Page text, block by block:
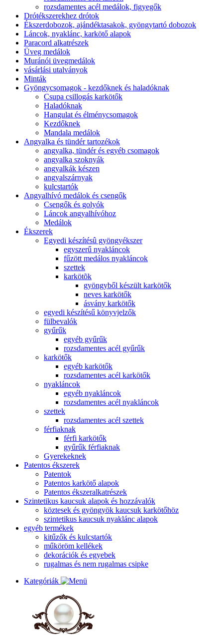
rozsdamentes acél medálok, figyegők
Drótékszerekhez drótok
Ékszerdobozok, ajándéktasakok, gyöngytartó dobozok
Láncok, nyaklánc, karkötő alapok
Paracord alkatrészek
Üveg medálok
Muránói üvegmedálok
vásárlási utalványok
Minták
Gyöngycsomagok - kezdőknek és haladóknak
Csupa csillogás karkötők
Haladóknak
Hangulat és élménycsomagok
Kezdőknek
Mandala medálok
Angyalka és tündér tartozékok
angyalka, tündér és egyéb csomagok
angyalka szoknyák
angyalkák készen
angyalszárnyak
kulcstartók
Angyalhívó medálok és csengők
Csengők és golyók
Láncok angyalhívóhoz
Medálok
Ékszerek
Egyedi készítésû gyöngyékszer
egyszerű nyakláncok
fűzött medálos nyakláncok
szettek
karkötõk
gyöngyből készült karkötők
neves karkötők
ásvány karkötők
egyedi készítésű könyvjelzők
fülbevalók
gyűrűk
egyéb gyűrűk
rozsdamentes acél gyűrűk
karkötők
egyéb karkötők
rozsdamentes acél karkötők
nyakláncok
egyéb nyakláncok
rozsdamentes acél nyakláncok
szettek
rozsdamentes acél szettek
férfiaknak
férfi karkötők
gyűrűk férfiaknak
Gyerekeknek
Patentos ékszerek
Patentok
Patentos karkötő alapok
Patentos ékszeralkatrészek
Szintetikus kaucsuk alapok és hozzávalók
köztesek és gyöngyök kaucsuk karkötőhöz
szintetikus kaucsuk nyaklánc alapok
egyéb termékek
kitűzők és kulcstartók
műköröm kellékek
dekorációk és egyebek
rugalmas és nem rugalmas csipke
Kategóriák